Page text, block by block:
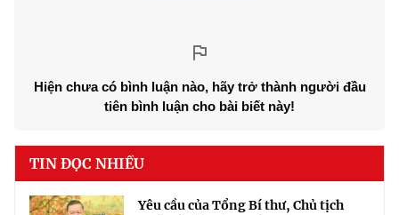
Hiện chưa có bình luận nào, hãy trở thành người đầu
tiên bình luận cho bài biết này!
TIN ĐỌC NHIỀU
Yêu cầu của Tổng Bí thư, Chủ tịch